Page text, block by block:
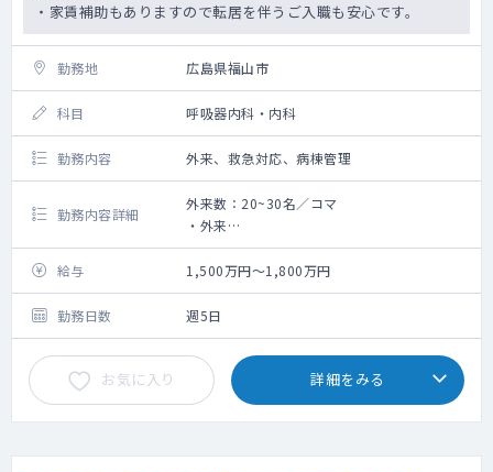
・家賃補助もありますので転居を伴うご入職も安心です。
勤務地 広島県福山市
科目 呼吸器内科・内科
勤務内容 外来、救急対応、病棟管理
勤務内容詳細
外来数：20~30名／コマ
・外来
外来数20～30名程度／コマ
2～3コマ程度／週
・病棟管理
想定担当患者数10～20名程度
給与 1,500万円～1,800万円
勤務日数 週5日
お気に入り 詳細をみる